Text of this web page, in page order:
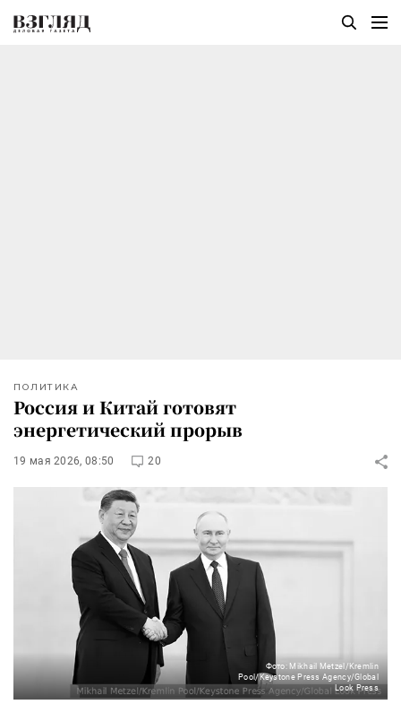
ПОЛИТИКА
Россия и Китай готовят
энергетический прорыв
19 мая 2026, 08:50 20
Фото: Mikhail Metzel/Kremlin
Pool/Keystone Press Agency/Global
Look Press